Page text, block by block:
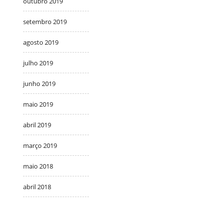
setembro 2019
agosto 2019
julho 2019
junho 2019
maio 2019
abril 2019
março 2019
maio 2018
abril 2018